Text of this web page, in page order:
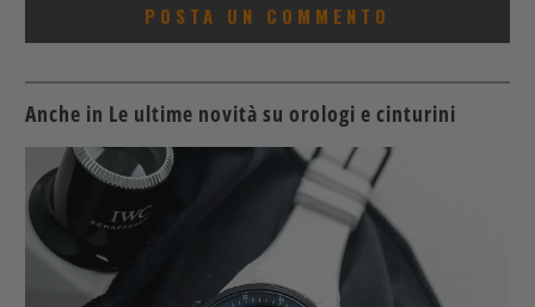
Anche in Le ultime novità su orologi e cinturini